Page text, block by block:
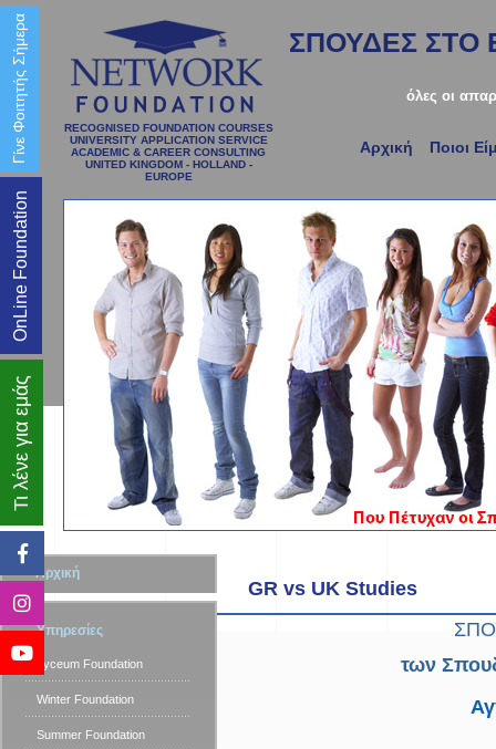
Γίνε Φοιτητής Σήμερα
OnLine Foundation
Τι λένε για εμάς
RECOGNISED FOUNDATION COURSES
UNIVERSITY APPLICATION SERVICE
ACADEMIC & CAREER CONSULTING
UNITED KINGDOM - HOLLAND -
EUROPE
ΣΠΟΥΔΕΣ ΣΤΟ
όλες οι
Αρχική Ποιοι
Αρχική
Υπηρεσίες
Lyceum Foundation
Winter Foundation
Summer Foundation
GR vs UK Studies
των